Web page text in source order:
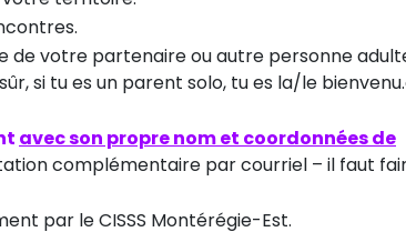
de votre partenaire ou autre personne
si tu es un parent solo, tu es la/le
avec son propre nom et coordonnées de
complémentaire par courriel – il faut
par le CISSS Montérégie-Est.